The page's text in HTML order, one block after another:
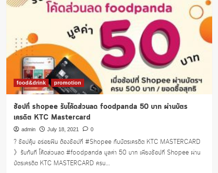
2564
food&drink promotion
ช้อปที่ shopee รับโค้ดส่วนลด foodpanda 50 บาท ผ่านบัตร
เครดิต KTC Mastercard
admin July 18, 2021 0
? ช้อปคุ้ม อร่อยฟิน ต้องช้อปที่ #Shopee กับบัตรเครดิต KTC MASTERCARD
》รับทันที โค้ดส่วนลด #foodpanda มูลค่า 50 บาท เพียงช้อปที่ Shopee ผ่าน
บัตรเครดิต KTC MASTERCARD ครบ...